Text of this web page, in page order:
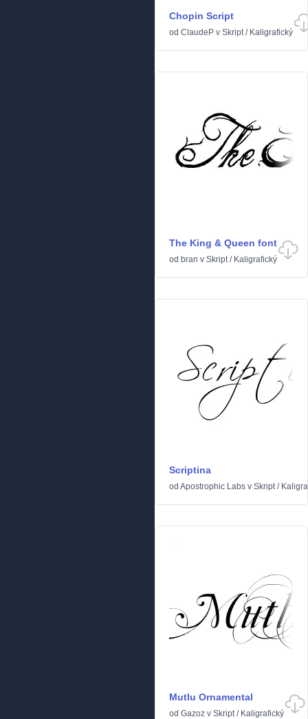
Chopin Script
od ClaudeP v Skript/ Kaligrafický
The King & Queen font
od bran v Skript/ Kaligrafický
Scriptina
od Apostrophic Labs v Skript/
Mutlu Ornamental
od Gazoz v Skript/ Kaligrafický